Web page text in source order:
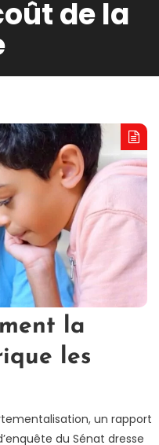
de la
la
les
un rapport
du Sénat dresse